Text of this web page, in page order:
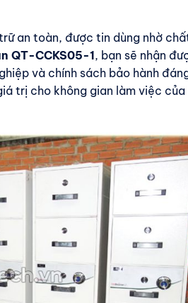
an toàn, được tin dùng nhờ
QT-CCKS05-1, bạn sẽ nhận
và chính sách bảo hành
trị cho không gian làm việc của